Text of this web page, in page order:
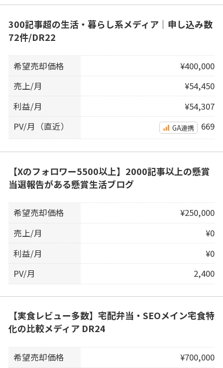
300記事超の生活・暮らし系メディア｜申し込み数
72件/DR22
希望売却価格
¥400,000
売上/月
¥54,450
利益/月
¥54,307
PV/月（直近）
GA連携 669
【Xのフォロワー5500以上】2000記事以上の懸賞
当選報告がある懸賞生活ブログ
希望売却価格
¥250,000
売上/月
¥0
利益/月
¥0
PV/月
2,400
【実食レビュー多数】宅配弁当・SEOメイン宅食特
化の比較メディア DR24
希望売却価格
¥700,000